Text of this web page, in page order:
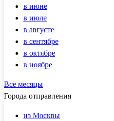
в июне
в июле
в августе
в сентябре
в октябре
в ноябре
Все месяцы
Города отправления
из Москвы